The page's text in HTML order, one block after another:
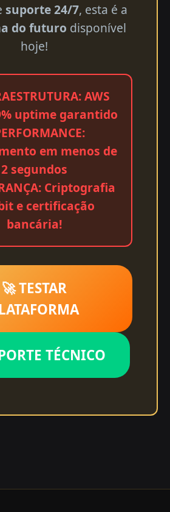
suporte 24/7, esta é a
do futuro disponível
hoje!
AWS
uptime garantido
em menos de
2 segundos
Criptografia
e certificação
bancária!
🚀 TESTAR
TÉCNICO